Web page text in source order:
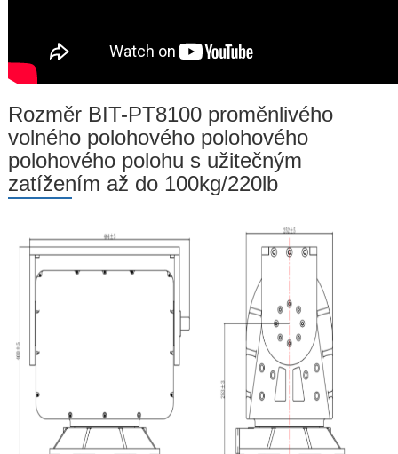
Rozměr BIT-PT8100 proměnlivého
volného polohového polohového
polohového polohu s užitečným
zatížením až do 100kg/220lb